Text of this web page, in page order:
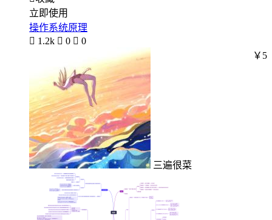
立即使用
操作系统原理
 1.2k  0  0
三遍很菜
￥5